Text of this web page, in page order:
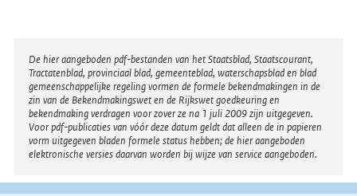
Disclaimer
De hier aangeboden pdf-bestanden van het Staatsblad, Staatscourant,
Tractatenblad, provinciaal blad, gemeenteblad, waterschapsblad en blad
gemeenschappelijke regeling vormen de formele bekendmakingen in de
zin van de Bekendmakingswet en de Rijkswet goedkeuring en
bekendmaking verdragen voor zover ze na 1 juli 2009 zijn uitgegeven.
Voor pdf-publicaties van vóór deze datum geldt dat alleen de in papieren
vorm uitgegeven bladen formele status hebben; de hier aangeboden
elektronische versies daarvan worden bij wijze van service aangeboden.